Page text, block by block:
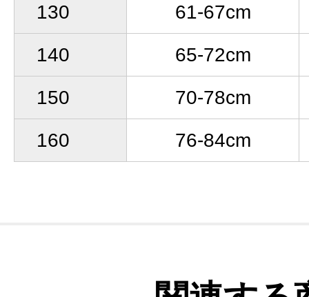
130
61-67cm
140
65-72cm
150
70-78cm
160
76-84cm